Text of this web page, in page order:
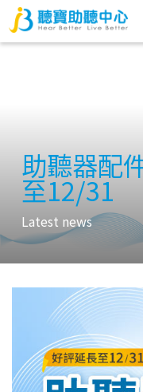
助聽器配
至12/31
Latest news